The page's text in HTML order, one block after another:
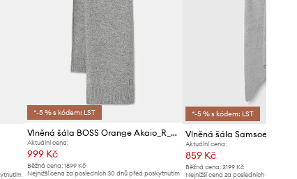
*-5 % s kódem: LST
Vlněná šála BOSS Orange Akaio_R_Scarf
Aktuální cena:
999 Kč
Běžná cena:1899 Kč
Nejnižší cena za posledních 30 dnů před poskytnutím
*-5 % s kódem: LST
Vlněná šála Samsoe
Aktuální cena:
859 Kč
Běžná cena: 2199 Kč
Nejnižší cena za posledních 30 dnů